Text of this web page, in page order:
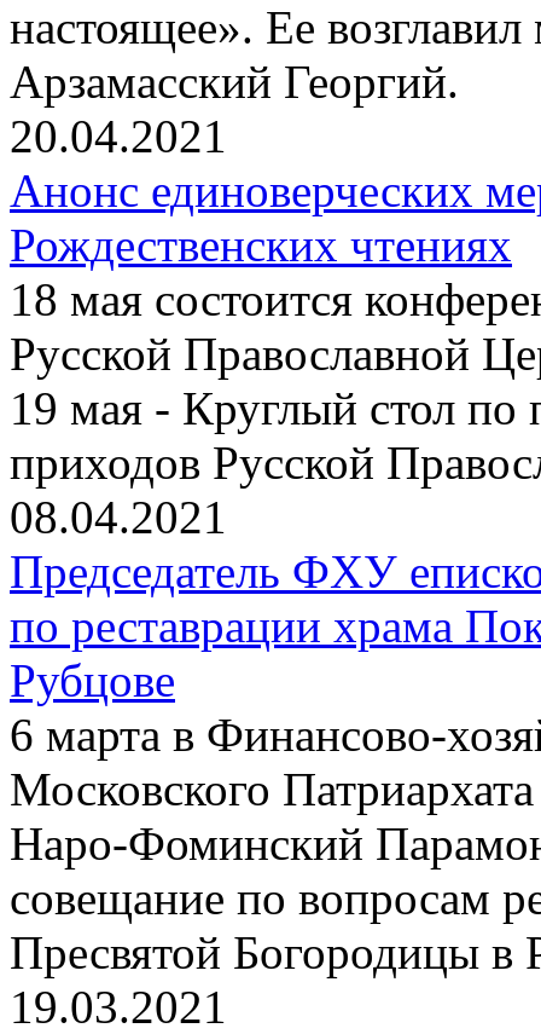
настоящее». Ее
Арзамасский Георгий.
20.04.2021
Анонс единоверческих
Рождественских чтениях
18 мая состоится
Русской Православной
19 мая - Круглый стол по
приходов Русской
08.04.2021
Председатель ФХУ
по реставрации храма
Рубцове
6 марта в Финансово-
Московского
Наро-Фоминский
совещание по вопросам
Пресвятой Богородицы в
19.03.2021